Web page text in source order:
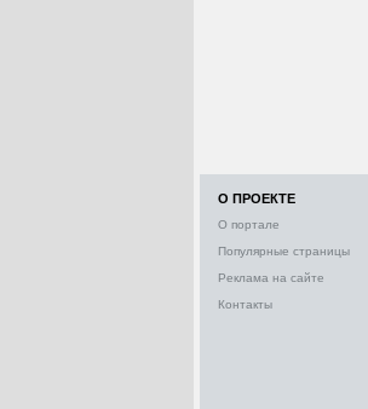
О ПРОЕКТЕ
О портале
Популярные страницы
Реклама на сайте
Контакты